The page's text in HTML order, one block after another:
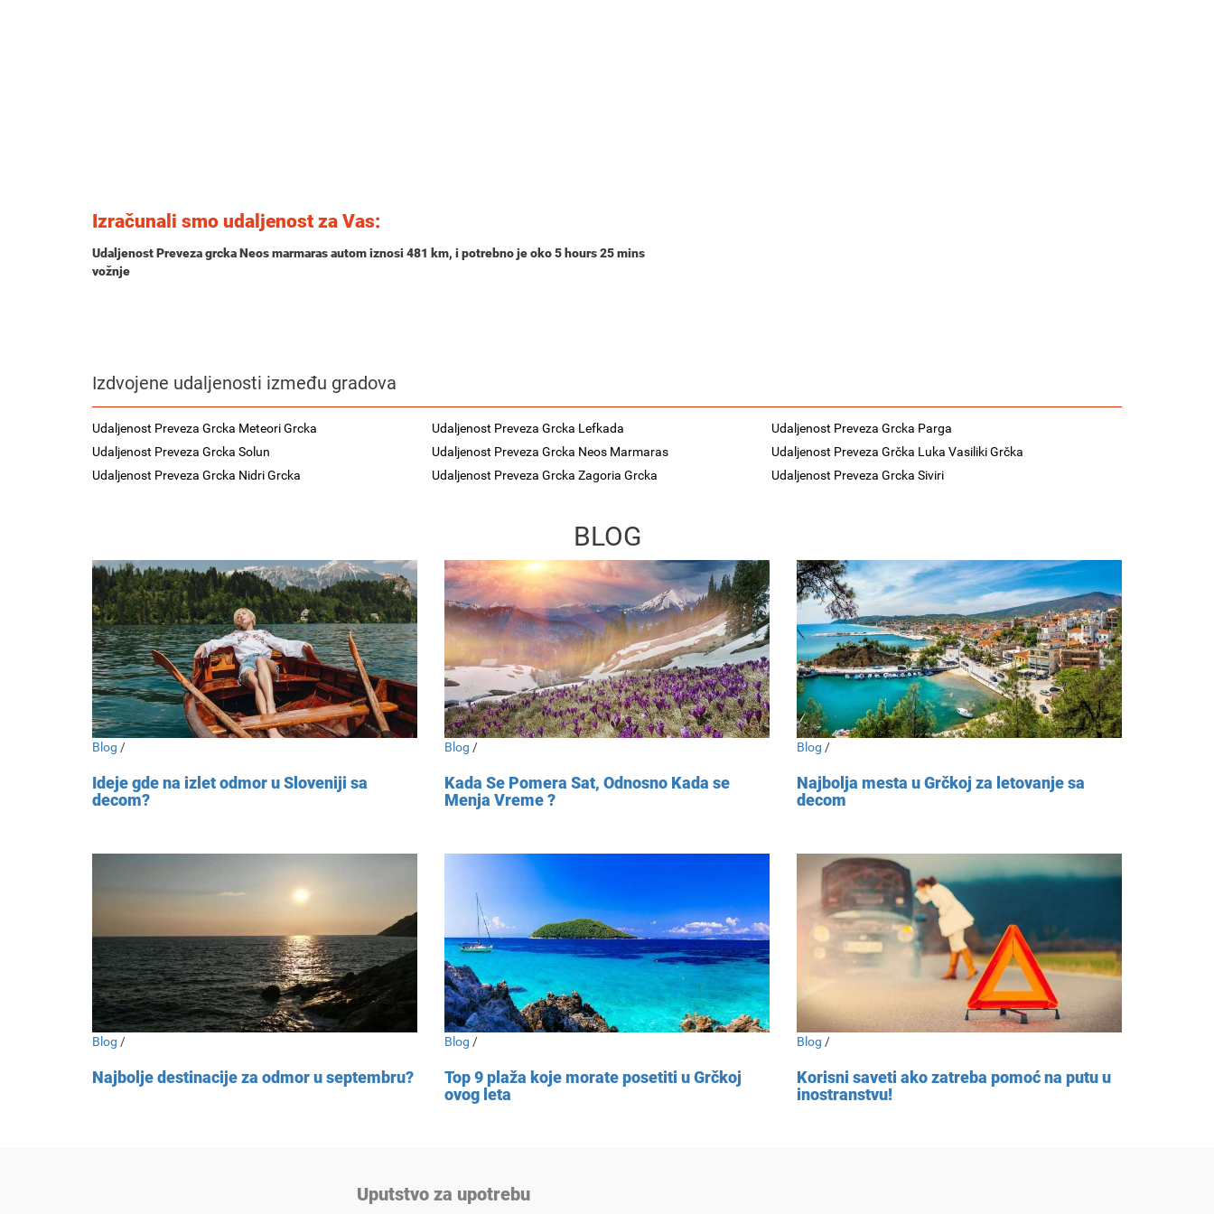
Izračunali smo udaljenost za Vas:
Udaljenost Preveza grcka Neos marmaras autom iznosi 481 km, i potrebno je oko5 hours 25 mins
vožnje
Izdvojene udaljenosti između gradova
Udaljenost Preveza Grcka Meteori Grcka Udaljenost Preveza Grcka Lefkada
Udaljenost Preveza Grcka Parga
Udaljenost Preveza Grcka Solun
Udaljenost Preveza Grcka Neos Marmaras
Udaljenost Preveza Grčka Luka Vasiliki Grčka
Udaljenost Preveza Grcka Nidri Grcka
Udaljenost Preveza Grcka Zagoria Grcka Udaljenost Preveza Grcka Siviri
BLOG
Blog /
Ideje gde na izlet odmor u Sloveniji sa
decom?
Blog /
Kada Se Pomera Sat, Odnosno Kada se
Menja Vreme ?
Blog /
Najbolja mesta u Grčkoj za letovanje sa
decom
Blog /
Najbolje destinacije za odmor u septembru?
Blog /
Top 9 plaža koje morate posetiti u Grčkoj
ovog leta
Blog /
Korisni saveti ako zatreba pomoć na putu u
inostranstvu!
Uputstvo za upotrebu